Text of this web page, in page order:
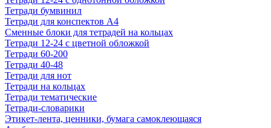
Тетради бумвинил
Тетради для конспектов А4
Сменные блоки для тетрадей на кольцах
Тетради 12-24 с цветной обложкой
Тетради 60-200
Тетради 40-48
Тетради для нот
Тетради на кольцах
Тетради тематические
Тетради-словарики
Этикет-лента, ценники, бумага самоклеющаяся